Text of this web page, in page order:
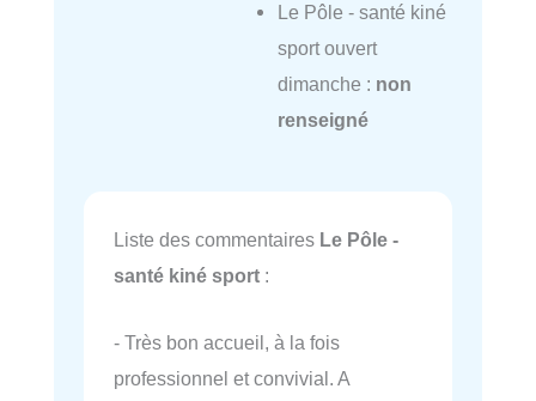
Le Pôle - santé kiné
sport ouvert
dimanche : non
renseigné
Liste des commentaires Le Pôle -
santé kiné sport :
- Très bon accueil, à la fois
professionnel et convivial. A